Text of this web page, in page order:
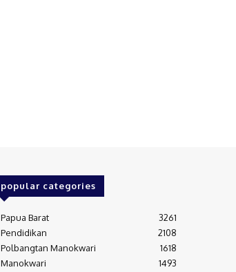
popular categories
Papua Barat
3261
Pendidikan
2108
Polbangtan Manokwari
1618
Manokwari
1493